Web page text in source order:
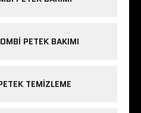
PETEK BAKIMI
TEMIZLEME